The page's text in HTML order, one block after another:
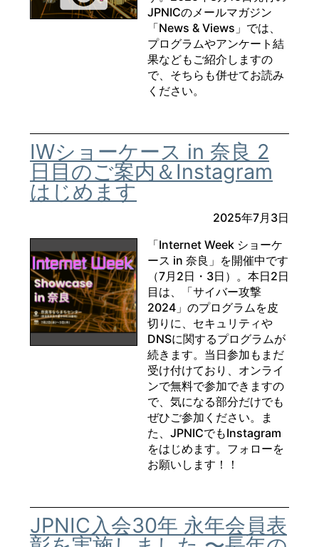
JPNICのメールマガジン
「News & Views」では、
プログラムやアンケート結
果などもご紹介しますの
で、そちらも併せてお読み
ください。
IWショーケース in 奈良 2
日目のご案内＆Instagram
はじめます
2025年7月3日
「Internet Week ショーケ
ース in 奈良」を開催中です
（7月2日・3日）。本日2日
目は、「サイバー攻撃
2024」のプログラムを皮
切りに、セキュリティや
DNSに関するプログラムが
続きます。当日参加もまだ
受け付けており、オンライ
ンで無料で参加できますの
で、気になる部分だけでも
ぜひご参加ください。ま
た、JPNICでもInstagram
をはじめます。フォローを
お願いします！！
JPNIC入会30年 永年会員表